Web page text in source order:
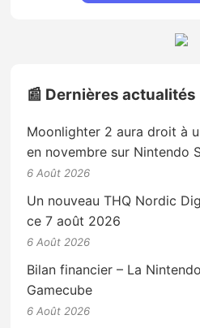
📰 Dernières actualités
Moonlighter 2 aura droit à
en novembre sur Nintendo
6 Août 2026
Un nouveau THQ Nordic
ce 7 août 2026
6 Août 2026
Bilan financier – La
Gamecube
6 Août 2026